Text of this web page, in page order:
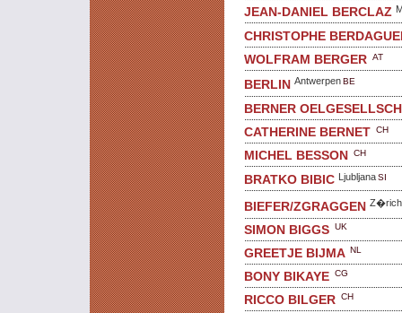
JEAN-DANIEL BERCLAZ
CHRISTOPHE
WOLFRAM BERGER AT
BERLIN Antwerpen BE
BERNER
CATHERINE BERNET CH
MICHEL BESSON CH
BRATKO BIBIC LjubljanaSI
BIEFER/ZGRAGGEN Z�rich
SIMON BIGGS UK
GREETJE BIJMA NL
BONY BIKAYE CG
RICCO BILGER CH